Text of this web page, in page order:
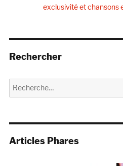
exclusivité et chansons
Rechercher
Recherche
pour :
Articles Phares